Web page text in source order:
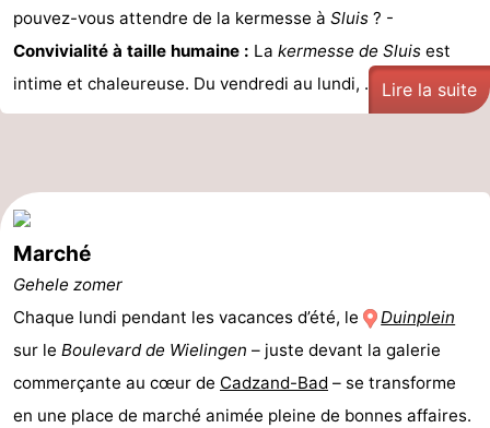
pouvez-vous attendre de la kermesse à Sluis ? -
Convivialité à taille humaine : La kermesse de Sluis est
intime et chaleureuse. Du vendredi au lundi, ...
Lire la suite
Marché
Gehele zomer
Chaque lundi pendant les vacances d’été, le
Duinplein
sur le Boulevard de Wielingen – juste devant la galerie
commerçante au cœur de Cadzand-Bad – se transforme
en une place de marché animée pleine de bonnes affaires.